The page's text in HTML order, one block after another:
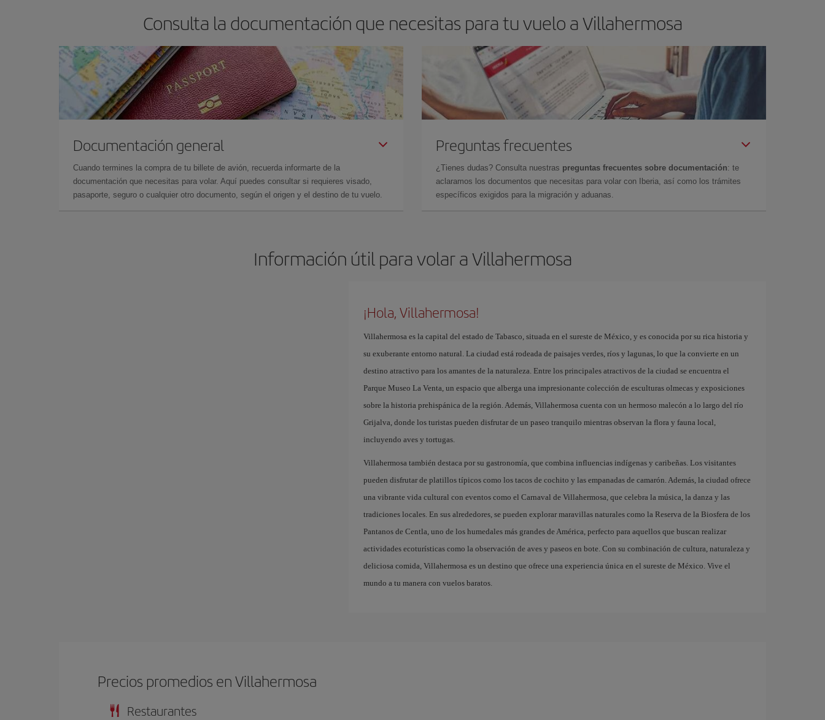
Consulta la documentación que necesitas para tu vuelo a Villahermosa
Documentación general
Cuando termines la compra de tu billete de avión, recuerda informarte de la
documentación que necesitas para volar. Aquí puedes consultar si requieres visado,
pasaporte, seguro o cualquier otro documento, según el origen y el destino de tu vuelo.
Preguntas frecuentes
¿Tienes dudas? Consulta nuestras preguntas frecuentes sobre documentación: te
aclaramos los documentos que necesitas para volar con Iberia, así como los trámites
específicos exigidos para la migración y aduanas.
Información útil para volar a Villahermosa
¡Hola, Villahermosa!
Villahermosa es la capital del estado de Tabasco, situada en el sureste de México, y es conocida por su rica historia y
su exuberante entorno natural. La ciudad está rodeada de paisajes verdes, ríos y lagunas, lo que la convierte en un
destino atractivo para los amantes de la naturaleza. Entre los principales atractivos de la ciudad se encuentra el
Parque Museo La Venta, un espacio que alberga una impresionante colección de esculturas olmecas y exposiciones
sobre la historia prehispánica de la región. Además, Villahermosa cuenta con un hermoso malecón a lo largo del río
Grijalva, donde los turistas pueden disfrutar de un paseo tranquilo mientras observan la flora y fauna local,
incluyendo aves y tortugas.
Villahermosa también destaca por su gastronomía, que combina influencias indígenas y caribeñas. Los visitantes
pueden disfrutar de platillos típicos como los tacos de cochito y las empanadas de camarón. Además, la ciudad ofrece
una vibrante vida cultural con eventos como el Carnaval de Villahermosa, que celebra la música, la danza y las
tradiciones locales. En sus alrededores, se pueden explorar maravillas naturales como la Reserva de la Biosfera de los
Pantanos de Centla, uno de los humedales más grandes de América, perfecto para aquellos que buscan realizar
actividades ecoturísticas como la observación de aves y paseos en bote. Con su combinación de cultura, naturaleza y
deliciosa comida, Villahermosa es un destino que ofrece una experiencia única en el sureste de México. Vive el
mundo a tu manera con vuelos baratos.
Precios promedios en Villahermosa
Restaurantes